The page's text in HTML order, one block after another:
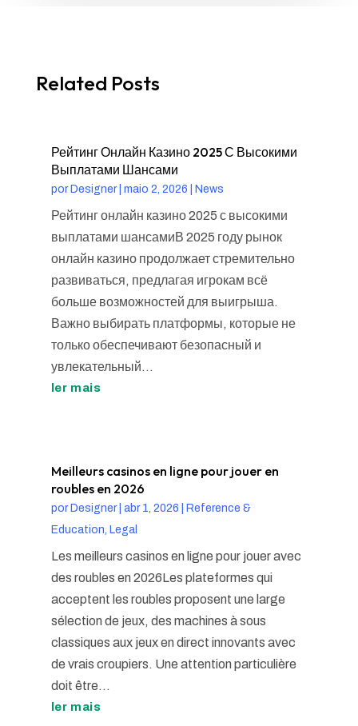
Related Posts
Рейтинг Онлайн Казино 2025 С Высокими
Выплатами Шансами
por Designer| maio 2, 2026 News
Рейтинг онлайн казино 2025 с высокими
выплатами шансамиВ 2025 году рынок
онлайн казино продолжает стремительно
развиваться, предлагая игрокам всё
больше возможностей для выигрыша.
Важно выбирать платформы, которые не
только обеспечивают безопасный и
увлекательный...
ler mais
Meilleurs casinos en ligne pour jouer en
roubles en 2026
por Designer| abr 1, 2026
Reference &
Education, Legal
Les meilleurs casinos en ligne pour jouer avec
des roubles en 2026Les plateformes qui
acceptent les roubles proposent une large
sélection de jeux, des machines à sous
classiques aux jeux en direct innovants avec
de vrais croupiers. Une attention particulière
doit être...
ler mais